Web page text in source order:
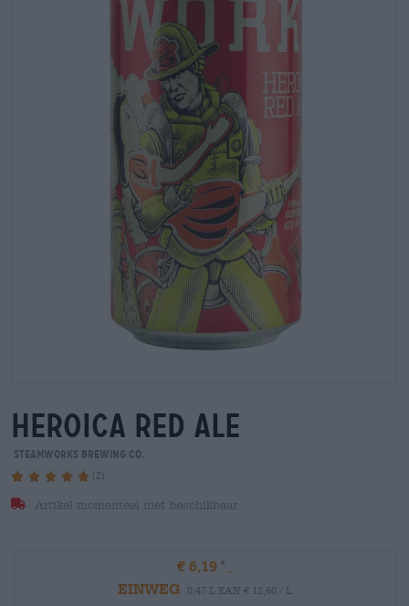
heroica red ale
Steamworks Brewing Co.
(2)
Artikel momenteel niet beschikbaar
€ 6,19
EINWEG
0,47 L KAN € 12,60 / L